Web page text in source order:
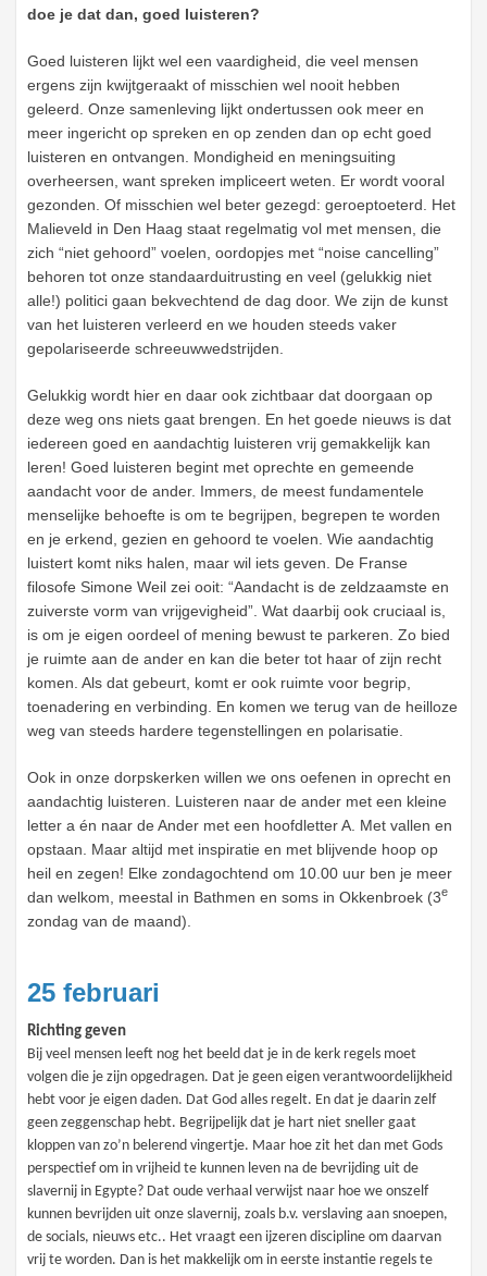
doe je dat dan, goed luisteren?
Goed luisteren lijkt wel een vaardigheid, die veel mensen
ergens zijn kwijtgeraakt of misschien wel nooit hebben
geleerd. Onze samenleving lijkt ondertussen ook meer en
meer ingericht op spreken en op zenden dan op echt goed
luisteren en ontvangen. Mondigheid en meningsuiting
overheersen, want spreken impliceert weten. Er wordt vooral
gezonden. Of misschien wel beter gezegd: geroeptoeterd. Het
Malieveld in Den Haag staat regelmatig vol met mensen, die
zich “niet gehoord” voelen, oordopjes met “noise cancelling”
behoren tot onze standaarduitrusting en veel (gelukkig niet
alle!) politici gaan bekvechtend de dag door. We zijn de kunst
van het luisteren verleerd en we houden steeds vaker
gepolariseerde schreeuwwedstrijden.
Gelukkig wordt hier en daar ook zichtbaar dat doorgaan op
deze weg ons niets gaat brengen. En het goede nieuws is dat
iedereen goed en aandachtig luisteren vrij gemakkelijk kan
leren! Goed luisteren begint met oprechte en gemeende
aandacht voor de ander. Immers, de meest fundamentele
menselijke behoefte is om te begrijpen, begrepen te worden
en je erkend, gezien en gehoord te voelen. Wie aandachtig
luistert komt niks halen, maar wil iets geven. De Franse
filosofe Simone Weil zei ooit: “Aandacht is de zeldzaamste en
zuiverste vorm van vrijgevigheid”. Wat daarbij ook cruciaal is,
is om je eigen oordeel of mening bewust te parkeren. Zo bied
je ruimte aan de ander en kan die beter tot haar of zijn recht
komen. Als dat gebeurt, komt er ook ruimte voor begrip,
toenadering en verbinding. En komen we terug van de heilloze
weg van steeds hardere tegenstellingen en polarisatie.
Ook in onze dorpskerken willen we ons oefenen in oprecht en
aandachtig luisteren. Luisteren naar de ander met een kleine
letter a én naar de Ander met een hoofdletter A. Met vallen en
opstaan. Maar altijd met inspiratie en met blijvende hoop op
heil en zegen! Elke zondagochtend om 10.00 uur ben je meer
dan welkom, meestal in Bathmen en soms in Okkenbroek (3e
zondag van de maand).
25 februari
Richting geven
Bij veel mensen leeft nog het beeld dat je in de kerk regels moet
volgen die je zijn opgedragen. Dat je geen eigen verantwoordelijkheid
hebt voor je eigen daden. Dat God alles regelt. En dat je daarin zelf
geen zeggenschap hebt. Begrijpelijk dat je hart niet sneller gaat
kloppen van zo’n belerend vingertje. Maar hoe zit het dan met Gods
perspectief om in vrijheid te kunnen leven na de bevrijding uit de
slavernij in Egypte? Dat oude verhaal verwijst naar hoe we onszelf
kunnen bevrijden uit onze slavernij, zoals b.v. verslaving aan snoepen,
de socials, nieuws etc.. Het vraagt een ijzeren discipline om daarvan
vrij te worden. Dan is het makkelijk om in eerste instantie regels te